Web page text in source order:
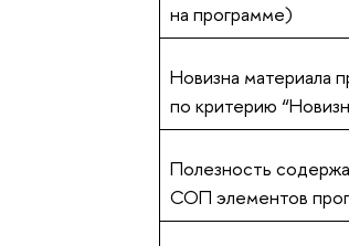
на программе)
Новизна материала
по критерию
Полезность
СОП элементов